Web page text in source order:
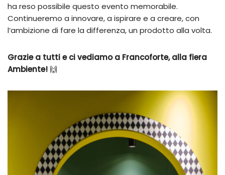
ha reso possibile questo evento memorabile.
Continueremo a innovare, a ispirare e a creare, con
l’ambizione di fare la differenza, un prodotto alla volta.
Grazie a tutti e ci vediamo a Francoforte, alla fiera
Ambiente! 🙌